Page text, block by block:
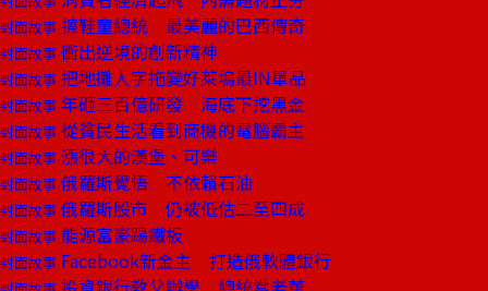
封面故事 擦鞋童總統 最美麗的巴西傳奇
封面故事 衝出逆境的創新精神
封面故事 把地攤人字拖變好萊塢最IN單品
封面故事 年砸三百億研發 海底下挖黑金
封面故事 從貧民生活看到商機的電腦霸主
封面故事 漲很大的漢堡、可樂
封面故事 俄羅斯覺悟 不依賴石油
封面故事 俄羅斯股市 仍被低估二至四成
封面故事 能源富豪踢鐵板
封面故事 Facebook新金主 打造俄軟體銀行